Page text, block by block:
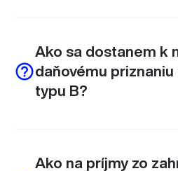
Ako sa dostanem k
daňovému
typu B?
Ako na príjmy zo